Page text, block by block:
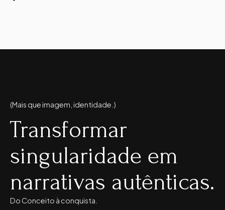
(Mais que imagem, identidade.)
Transformar
singularidade em
narrativas autênticas.
Do Conceito à conquista.